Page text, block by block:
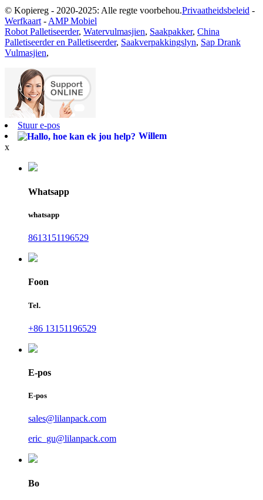
© Kopiereg - 2020-2025: Alle regte voorbehou.Privaatheidsbeleid -
Werfkaart - AMP Mobiel
Robot Palletiseerder, Watervulmasjien, Saakpakker, China
Palletiseerder en Palletiseerder, Saakverpakkingslyn, Sap Drank
Vulmasjien,
Stuur e-pos
Willem
x
Whatsapp
whatsapp
8613151196529
Foon
Tel.
+86 13151196529
E-pos
E-pos
sales@lilanpack.com
eric_gu@lilanpack.com
Bo